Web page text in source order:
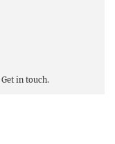
Get in touch.